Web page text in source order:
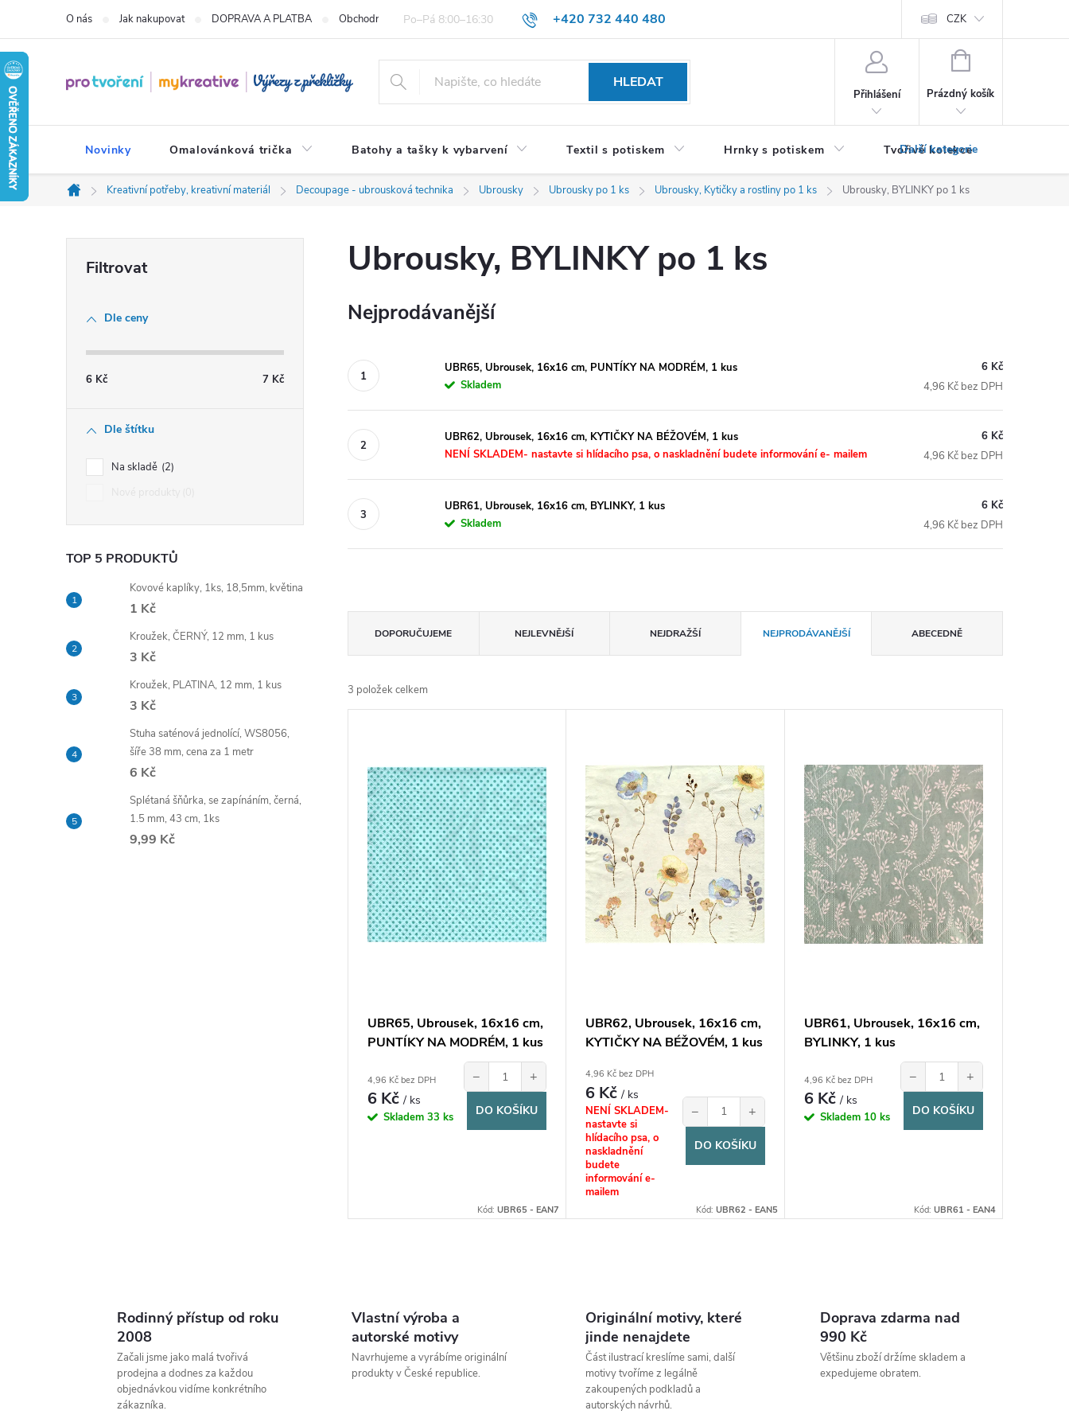
obsah
+420 732 440 480
O nás Jak nakupovat DOPRAVA A PLATBA Obchodní podmínky pro spotřebitele VŠEOBECNÉ OBCHODNÍ PODMÍNKY PRO PODNIKATELE (B2B) Podmínky ochrany osobních údajů
CZK
HLEDAT
Přihlášení
NÁKUPNÍ
Prázdný košík
Novinky Omalovánková trička Batohy a tašky k vybarvení Textil s potiskem Hrnky s potiskem Tvořivé kolekce
Domů
Kreativní potřeby, kreativní materiál Decoupage - ubrousková technika Ubrousky Ubrousky po 1 ks Ubrousky, Kytičky a rostliny po 1 ks Ubrousky, BYLINKY po 1 ks
n
í
p
a
n
l
Dle ceny
6 Kč 7 Kč
Dle štítku
Na skladě 2
TOP 5 PRODUKTŮ
Kovové kaplíky, 1ks, 18,5mm, květina
1 Kč
Kroužek, ČERNÝ, 12 mm, 1 kus
3 Kč
Kroužek, PLATINA, 12 mm, 1 kus
3 Kč
Stuha saténová jednolící, WS8056,
šíře 38 mm, cena za 1 metr
6 Kč
Splétaná šňůrka, se zapínáním, černá,
1.5 mm, 43 cm, 1ks
9,99 Kč
Ubrousky, BYLINKY po 1 ks
Nejprodávanější
UBR65, Ubrousek, 16x16 cm, PUNTÍKY NA MODRÉM, 1 kus
Skladem
6 Kč
4,96 Kč bez DPH
UBR62, Ubrousek, 16x16 cm, KYTIČKY NA BÉŽOVÉM, 1 kus
NENÍ SKLADEM- nastavte si hlídacího psa, o naskladnění budete informování e- mailem
6 Kč
4,96 Kč bez DPH
UBR61, Ubrousek, 16x16 cm, BYLINKY, 1 kus
Skladem
6 Kč
4,96 Kč bez DPH
a
z
DOPORUČUJEME NEJLEVNĚJŠÍ NEJDRAŽŠÍ NEJPRODÁVANĚJŠÍ ABECEDNĚ
3 položek celkem
UBR65, Ubrousek, 16x16 cm,
PUNTÍKY NA MODRÉM, 1 kus
4,96 Kč bez DPH
6 Kč/ ks
Skladem 33 ks
− +
DO KOŠÍKU
Kód:UBR65 - EAN7
UBR62, Ubrousek, 16x16 cm,
KYTIČKY NA BÉŽOVÉM, 1 kus
4,96 Kč bez DPH
6 Kč/ ks
NENÍ SKLADEM-
nastavte si
hlídacího psa, o
naskladnění
budete
informování e-
mailem
− +
DO KOŠÍKU
Kód: UBR62 - EAN5
UBR61, Ubrousek, 16x16 cm,
BYLINKY, 1 kus
4,96 Kč bez DPH
6 Kč/ ks
Skladem 10 ks
− +
DO KOŠÍKU
Kód: UBR61 - EAN4
v
l
á
Rodinný přístup od roku
2008
Začali jsme jako malá tvořivá
prodejna a dodnes za každou
objednávkou vidíme konkrétního
zákazníka.
Vlastní výroba a
autorské motivy
Navrhujeme a vyrábíme originální
produkty v České republice.
Originální motivy, které
jinde nenajdete
Část ilustrací kreslíme sami, další
motivy tvoříme z legálně
zakoupených podkladů a
autorských návrhů.
Doprava zdarma nad
990 Kč
Většinu zboží držíme skladem a
expedujeme obratem.